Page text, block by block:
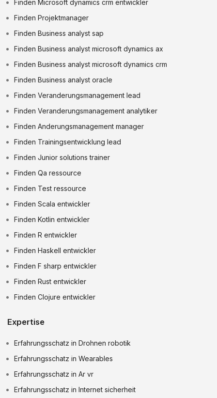
Finden Microsoft dynamics crm entwickler
Finden Projektmanager
Finden Business analyst sap
Finden Business analyst microsoft dynamics ax
Finden Business analyst microsoft dynamics crm
Finden Business analyst oracle
Finden Veranderungsmanagement lead
Finden Veranderungsmanagement analytiker
Finden Anderungsmanagement manager
Finden Trainingsentwicklung lead
Finden Junior solutions trainer
Finden Qa ressource
Finden Test ressource
Finden Scala entwickler
Finden Kotlin entwickler
Finden R entwickler
Finden Haskell entwickler
Finden F sharp entwickler
Finden Rust entwickler
Finden Clojure entwickler
Expertise
Erfahrungsschatz in Drohnen robotik
Erfahrungsschatz in Wearables
Erfahrungsschatz in Ar vr
Erfahrungsschatz in Internet sicherheit